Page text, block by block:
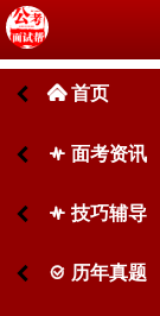
󰄫 首页
󰋙 面考资讯
󰋙 技巧辅导
󰊧 历年真题